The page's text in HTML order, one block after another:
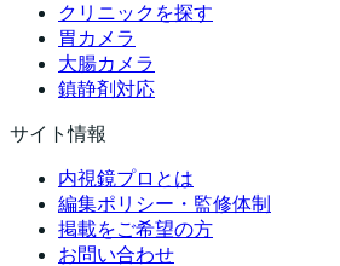
クリニックを探す
胃カメラ
大腸カメラ
鎮静剤対応
サイト情報
内視鏡プロとは
編集ポリシー・監修体制
掲載をご希望の方
お問い合わせ